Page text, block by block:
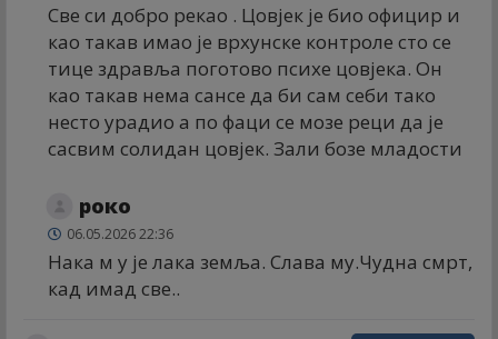
Све си добро рекао . Цовјек је био официр и
као такав имао је врхунске контроле сто се
тице здравља поготово психе цовјека. Он
као такав нема сансе да би сам себи тако
несто урадио а по фаци се мозе реци да је
сасвим солидан цовјек. Зали бозе младости
роко
06.05.2026 22:36
Нака м у је лака земља. Слава му.Чудна смрт,
кад имад све..